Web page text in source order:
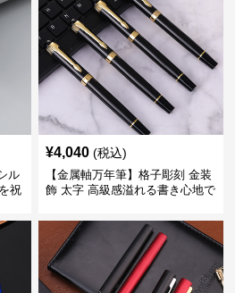
ル
祝
¥4,040 (税込)
【金属軸万年筆】格子彫刻 金装
飾 太字 高級感溢れる書き心地で